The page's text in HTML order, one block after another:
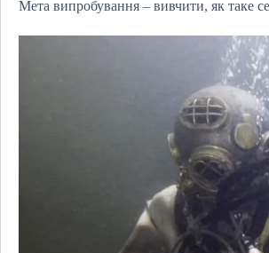
Мета випробування – вивчити, як таке